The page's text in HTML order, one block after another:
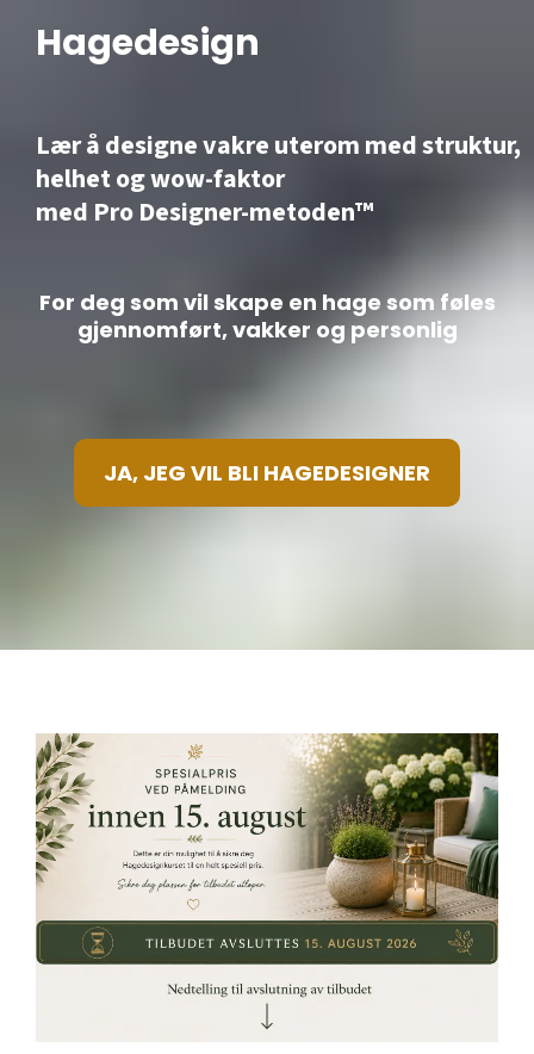
Hagedesign
Lær å designe vakre uterom med struktur,
helhet og wow-faktor
med Pro Designer-metoden™
For deg som vil skape en hage som føles
gjennomført, vakker og personlig
JA, JEG VIL BLI HAGEDESIGNER